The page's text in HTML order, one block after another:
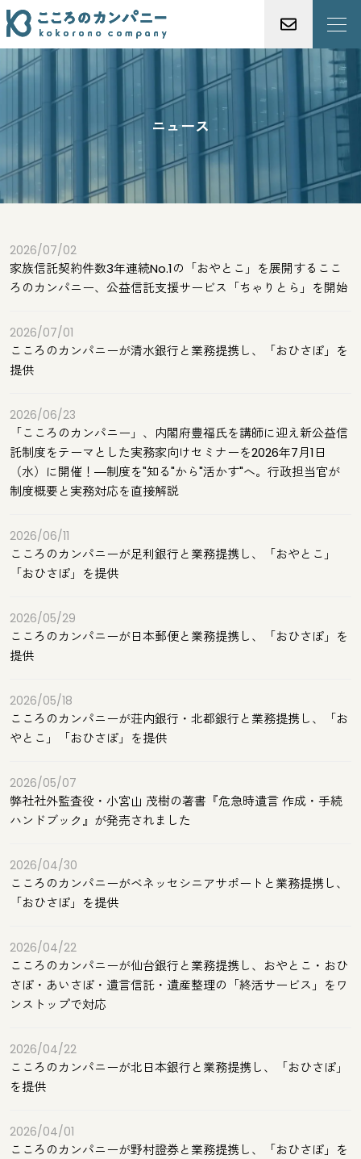
ニュース
2026/07/02
家族信託契約件数3年連続No.1の「おやとこ」を展開するここ
ろのカンパニー、公益信託支援サービス「ちゃりとら」を開始
2026/07/01
こころのカンパニーが清水銀行と業務提携し、「おひさぽ」を
提供
2026/06/23
「こころのカンパニー」、内閣府豊福氏を講師に迎え新公益信
託制度をテーマとした実務家向けセミナーを2026年7月1日
（水）に開催！―制度を"知る"から"活かす"へ。行政担当官が
制度概要と実務対応を直接解説
2026/06/11
こころのカンパニーが足利銀行と業務提携し、「おやとこ」
「おひさぽ」を提供
2026/05/29
こころのカンパニーが日本郵便と業務提携し、「おひさぽ」を
提供
2026/05/18
こころのカンパニーが荘内銀行・北都銀行と業務提携し、「お
やとこ」「おひさぽ」を提供
2026/05/07
弊社社外監査役・小宮山 茂樹の著書『危急時遺言 作成・手続
ハンドブック』が発売されました
2026/04/30
こころのカンパニーがベネッセシニアサポートと業務提携し、
「おひさぽ」を提供
2026/04/22
こころのカンパニーが仙台銀行と業務提携し、おやとこ・おひ
さぽ・あいさぽ・遺言信託・遺産整理の「終活サービス」をワ
ンストップで対応
2026/04/22
こころのカンパニーが北日本銀行と業務提携し、「おひさぽ」
を提供
2026/04/01
こころのカンパニーが野村證券と業務提携し、「おひさぽ」を